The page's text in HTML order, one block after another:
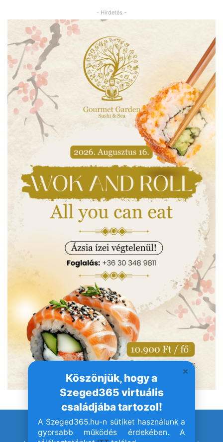
Köszönjük, hogy a
Szeged365 virtuális
családjába tartozol!
A Szeged365.hu-n sütiket használunk a
gyorsabb működés érdekében. A
- Hirdetés -
© Szeged365.hu I Minden jog fenntartva!